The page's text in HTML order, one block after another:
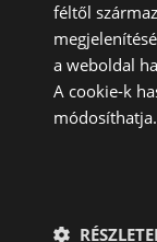
féltől
a weboldal
A cookie-k
módosíthatja.